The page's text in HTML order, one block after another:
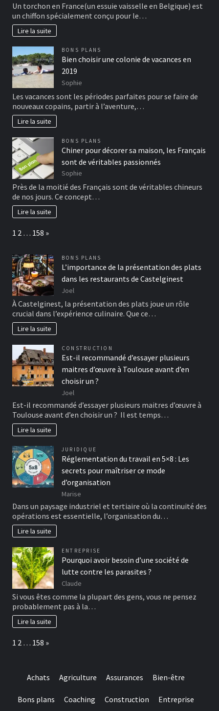
Un torchon en France(un essuie vaisselle en Belgique) est
un chiffon spécialement conçu pour le…
Lire la suite
BONS PLANS
Bien choisir une colonie de vacances en
2019
Sophie
Les vacances sont les périodes parfaites pour se faire de
nouveaux copains, partir à l’aventure,…
Lire la suite
BONS PLANS
Chiner pour décorer sa maison, les Français
sont de véritables passionnés
Sophie
Près de la moitié des Français sont de véritables chineurs
de nos jours. Ce concept…
Lire la suite
Page:
1 2 … 158 Next
»
BONS PLANS
L’importance de la présentation des plats
dans les restaurants de Castelginest
Joel
À Castelginest, la présentation des plats joue un rôle
crucial dans l’expérience culinaire. Que ce…
Lire la suite
CONSTRUCTION
Est-il recommandé d’essayer plusieurs
maitres d’œuvre à Toulouse avant d’en
choisir un ?
Joel
Est-il recommandé d’essayer plusieurs maitres d’œuvre à
Toulouse avant d’en choisir un ? Il est temps…
Lire la suite
JURIDIQUE
Réglementation du travail en 5×8 : Les
secrets pour maîtriser ce mode
d’organisation
Marise
Dans un paysage industriel et tertiaire où la continuité des
opérations est essentielle, l’organisation du…
Lire la suite
ENTREPRISE
Pourquoi avoir besoin d’une société de
lutte contre les parasites ?
Claude
Si vous êtes comme la plupart des gens, vous ne pensez
probablement pas à la…
Lire la suite
Page:
1 2 … 158 Next
»
Achats Agriculture Assurances Bien-être
Bons plans Coaching Construction Entreprise